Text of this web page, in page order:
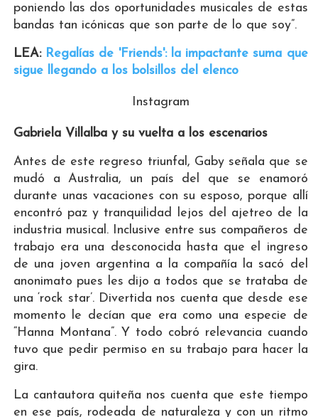
poniendo las dos oportunidades musicales de estas
bandas tan icónicas que son parte de lo que soy”.
LEA: Regalías de 'Friends': la impactante suma que
sigue llegando a los bolsillos del elenco
Instagram
Gabriela Villalba y su vuelta a los escenarios
Antes de este regreso triunfal, Gaby señala que se
mudó a Australia, un país del que se enamoró
durante unas vacaciones con su esposo, porque allí
encontró paz y tranquilidad lejos del ajetreo de la
industria musical. Inclusive entre sus compañeros de
trabajo era una desconocida hasta que el ingreso
de una joven argentina a la compañía la sacó del
anonimato pues les dijo a todos que se trataba de
una ‘rock star’. Divertida nos cuenta que desde ese
momento le decían que era como una especie de
“Hanna Montana”. Y todo cobró relevancia cuando
tuvo que pedir permiso en su trabajo para hacer la
gira.
La cantautora quiteña nos cuenta que este tiempo
en ese país, rodeada de naturaleza y con un ritmo